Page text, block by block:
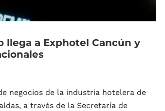
llega a Exphotel Cancún y
negocios de la industria hotelera de
a través de la Secretaría de